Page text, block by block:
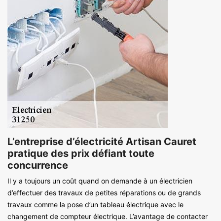
L’entreprise d’électricité Artisan Cauret
pratique des prix défiant toute
concurrence
Il y a toujours un coût quand on demande à un électricien
d’effectuer des travaux de petites réparations ou de grands
travaux comme la pose d’un tableau électrique avec le
changement de compteur électrique. L’avantage de contacter